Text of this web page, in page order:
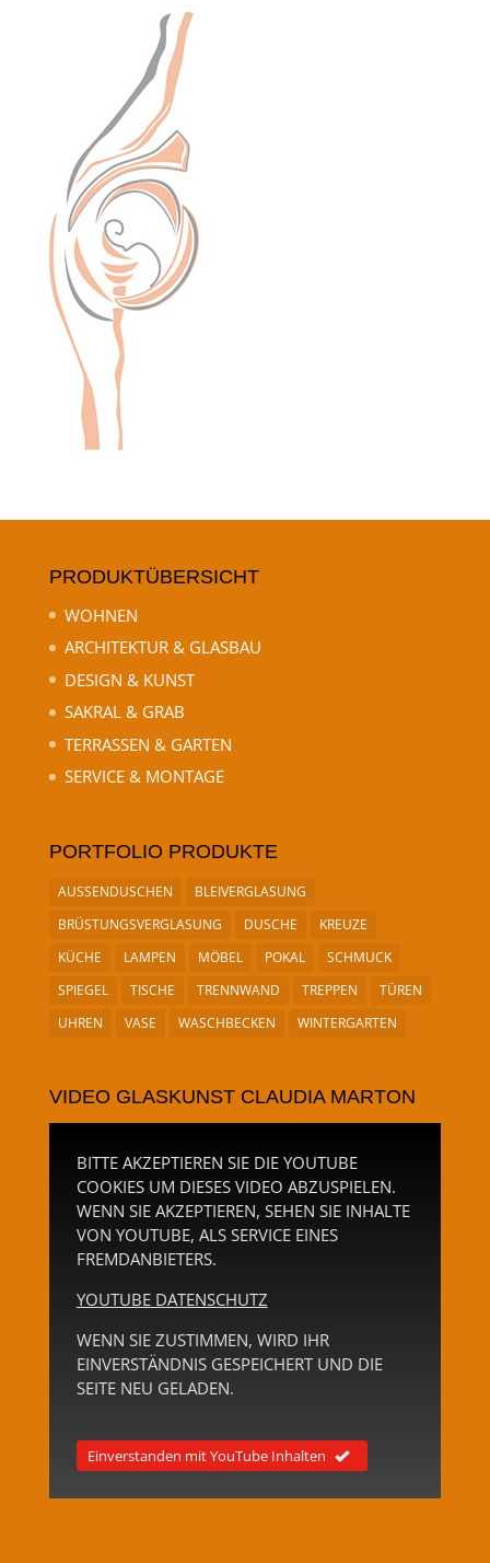
PRODUKTÜBERSICHT
WOHNEN
ARCHITEKTUR & GLASBAU
DESIGN & KUNST
SAKRAL & GRAB
TERRASSEN & GARTEN
SERVICE & MONTAGE
PORTFOLIO PRODUKTE
AUSSENDUSCHEN
BLEIVERGLASUNG
BRÜSTUNGSVERGLASUNG
DUSCHE
KREUZE
KÜCHE
LAMPEN MÖBEL POKAL
SCHMUCK
SPIEGEL
TISCHE TRENNWAND TREPPEN
TÜREN
UHREN
VASE WASCHBECKEN WINTERGARTEN
VIDEO GLASKUNST CLAUDIA MARTON
BITTE AKZEPTIEREN SIE DIE YOUTUBE
COOKIES UM DIESES VIDEO ABZUSPIELEN.
WENN SIE AKZEPTIEREN, SEHEN SIE INHALTE
VON YOUTUBE, ALS SERVICE EINES
FREMDANBIETERS.
YOUTUBE DATENSCHUTZ
WENN SIE ZUSTIMMEN, WIRD IHR
EINVERSTÄNDNIS GESPEICHERT UND DIE
SEITE NEU GELADEN.
Einverstanden mit YouTube Inhalten